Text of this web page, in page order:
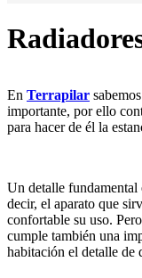
En Terrapilar
importante, por ello
para hacer de él la
Un detalle fundamental
decir, el aparato que
confortable su uso.
cumple también una
habitación el detalle de